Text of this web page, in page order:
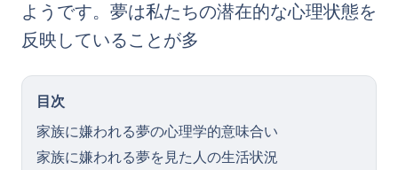
ようです。夢は私たちの潜在的な心理状態を
反映していることが多
目次
家族に嫌われる夢の心理学的意味合い
家族に嫌われる夢を見た人の生活状況